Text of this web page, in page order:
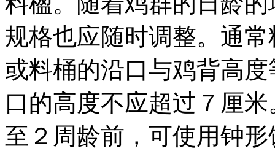
规格也应随时调整。通
或料桶的沿口与鸡背高
口的高度不应超过７厘
至２周龄前，可使用钟